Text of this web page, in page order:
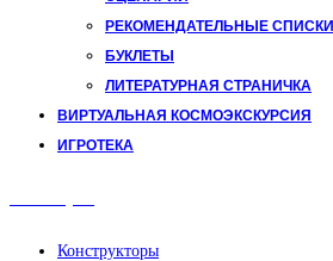
РЕКОМЕНДАТЕЛЬНЫЕ СПИСКИ
БУКЛЕТЫ
ЛИТЕРАТУРНАЯ СТРАНИЧКА
ВИРТУАЛЬНАЯ КОСМОЭКСКУРСИЯ
ИГРОТЕКА
Конструкторы